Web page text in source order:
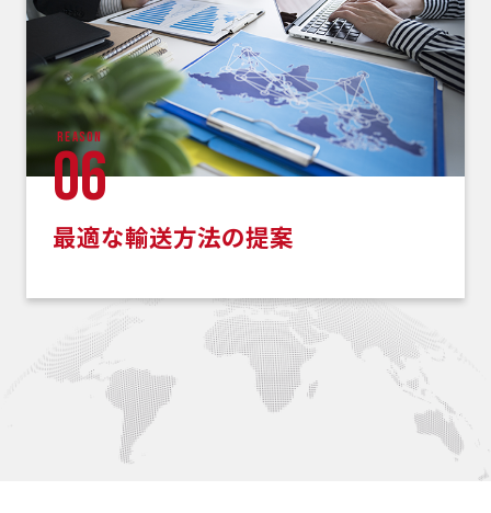
reason
06
最適な輸送方法の提案